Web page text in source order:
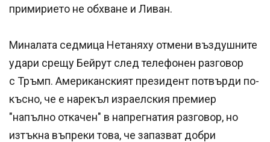
примирието не обхване и Ливан.
Миналата седмица Нетаняху отмени въздушните
удари срещу Бейрут след телефонен разговор
с Тръмп. Американският президент потвърди по-
късно, че е нарекъл израелския премиер
"напълно откачен" в напрегнатия разговор, но
изтъкна въпреки това, че запазват добри